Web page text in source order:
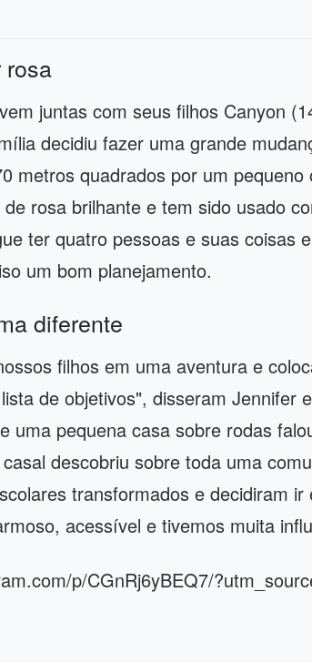
rosa
juntas com seus filhos Canyon
decidiu fazer uma grande
metros quadrados por um pequeno
rosa brilhante e tem sido usado
ter quatro pessoas e suas coisas
um bom planejamento.
diferente
filhos em uma aventura e
de objetivos", disseram Jennifer
uma pequena casa sobre rodas
descobriu sobre toda uma
transformados e decidiram
acessível e tivemos muita
p/CGnRj6yBEQ7/